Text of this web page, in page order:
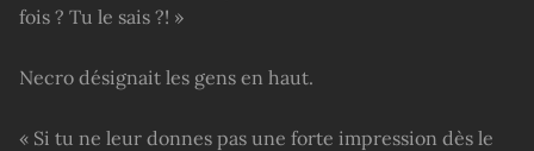
fois ? Tu le sais ?! »
Necro désignait les gens en haut.
« Si tu ne leur donnes pas une forte impression dès le